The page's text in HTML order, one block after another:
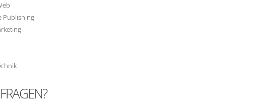
Publishing